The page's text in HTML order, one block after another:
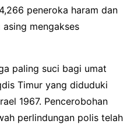
peneroka haram dan
mengakses
paling suci bagi umat
Timur yang diduduki
1967. Pencerobohan
perlindungan polis telah